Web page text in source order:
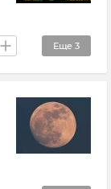
Еще 3